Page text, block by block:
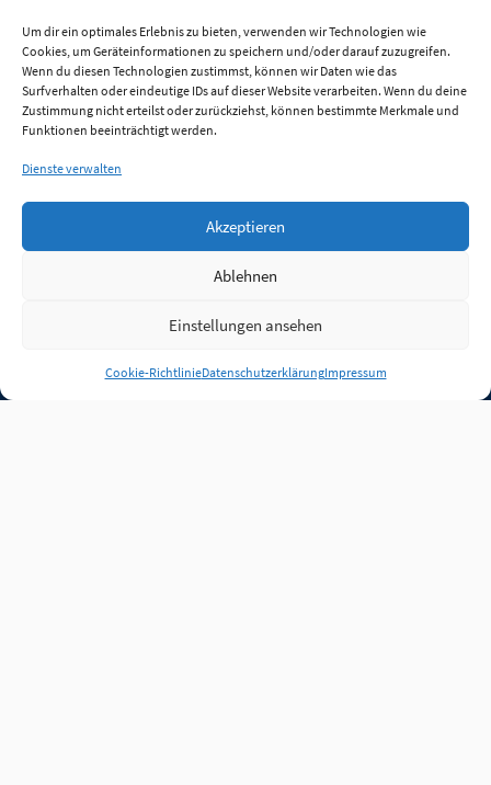
Um dir ein optimales Erlebnis zu bieten, verwenden wir Technologien wie
Cookies, um Geräteinformationen zu speichern und/oder darauf zuzugreifen.
Wenn du diesen Technologien zustimmst, können wir Daten wie das
Surfverhalten oder eindeutige IDs auf dieser Website verarbeiten. Wenn du deine
Zustimmung nicht erteilst oder zurückziehst, können bestimmte Merkmale und
Funktionen beeinträchtigt werden.
Dienste verwalten
Akzeptieren
Ablehnen
Einstellungen ansehen
Cookie-RichtlinieDatenschutzerklärungImpressum
Anmelden
Jobs Partner FAQ Quellen